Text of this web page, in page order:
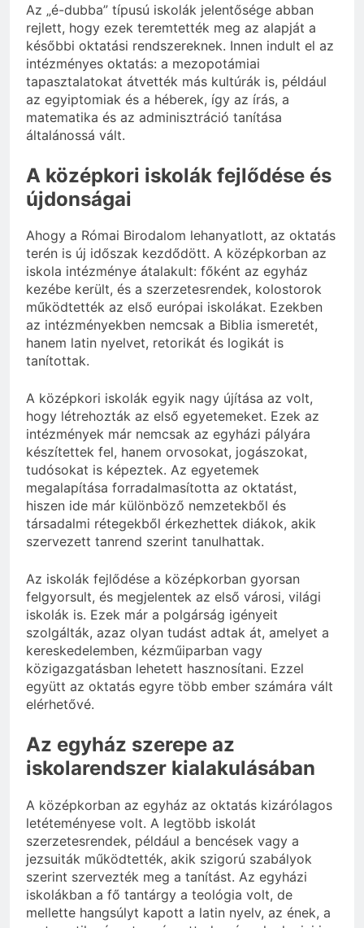
Az „é-dubba” típusú iskolák jelentősége abban
rejlett, hogy ezek teremtették meg az alapját a
későbbi oktatási rendszereknek. Innen indult el az
intézményes oktatás: a mezopotámiai
tapasztalatokat átvették más kultúrák is, például
az egyiptomiak és a héberek, így az írás, a
matematika és az adminisztráció tanítása
általánossá vált.
A középkori iskolák fejlődése és
újdonságai
Ahogy a Római Birodalom lehanyatlott, az oktatás
terén is új időszak kezdődött. A középkorban az
iskola intézménye átalakult: főként az egyház
kezébe került, és a szerzetesrendek, kolostorok
működtették az első európai iskolákat. Ezekben
az intézményekben nemcsak a Biblia ismeretét,
hanem latin nyelvet, retorikát és logikát is
tanítottak.
A középkori iskolák egyik nagy újítása az volt,
hogy létrehozták az első egyetemeket. Ezek az
intézmények már nemcsak az egyházi pályára
készítettek fel, hanem orvosokat, jogászokat,
tudósokat is képeztek. Az egyetemek
megalapítása forradalmasította az oktatást,
hiszen ide már különböző nemzetekből és
társadalmi rétegekből érkezhettek diákok, akik
szervezett tanrend szerint tanulhattak.
Az iskolák fejlődése a középkorban gyorsan
felgyorsult, és megjelentek az első városi, világi
iskolák is. Ezek már a polgárság igényeit
szolgálták, azaz olyan tudást adtak át, amelyet a
kereskedelemben, kézműiparban vagy
közigazgatásban lehetett hasznosítani. Ezzel
együtt az oktatás egyre több ember számára vált
elérhetővé.
Az egyház szerepe az
iskolarendszer kialakulásában
A középkorban az egyház az oktatás kizárólagos
letéteményese volt. A legtöbb iskolát
szerzetesrendek, például a bencések vagy a
jezsuiták működtették, akik szigorú szabályok
szerint szervezték meg a tanítást. Az egyházi
iskolákban a fő tantárgy a teológia volt, de
mellette hangsúlyt kapott a latin nyelv, az ének, a